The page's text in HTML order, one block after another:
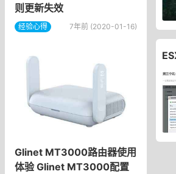
则更新失效
经验心得 7年前 (2020-01-16)
Glinet MT3000路由器使用
体验 Glinet MT3000配置